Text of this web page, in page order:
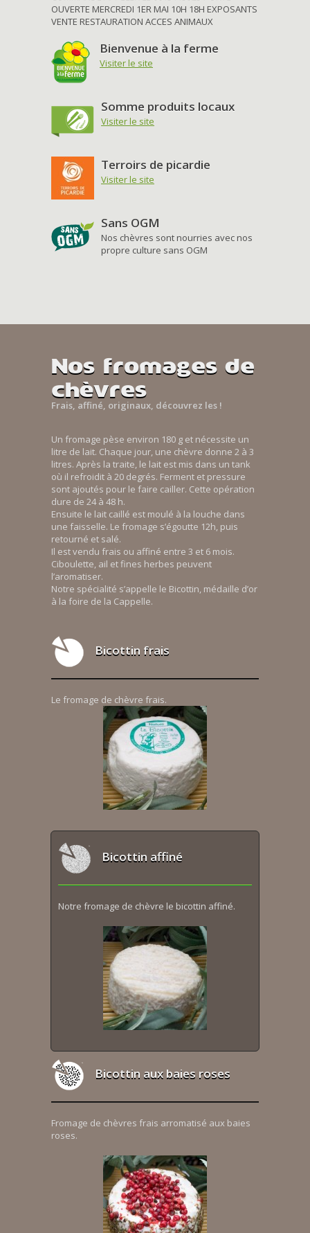
OUVERTE MERCREDI 1ER MAI 10H 18H EXPOSANTS
VENTE RESTAURATION ACCES ANIMAUX
Bienvenue à la ferme
Visiter le site
Somme produits locaux
Visiter le site
Terroirs de picardie
Visiter le site
Sans OGM
Nos chèvres sont nourries avec nos
propre culture sans OGM
Nos fromages de
chèvres
Frais, affiné, originaux, découvrez les !
Un fromage pèse environ 180 g et nécessite un
litre de lait. Chaque jour, une chèvre donne 2 à 3
litres. Après la traite, le lait est mis dans un tank
où il refroidit à 20 degrés. Ferment et pressure
sont ajoutés pour le faire cailler. Cette opération
dure de 24 à 48 h.
Ensuite le lait caillé est moulé à la louche dans
une faisselle. Le fromage s’égoutte 12h, puis
retourné et salé.
Il est vendu frais ou affiné entre 3 et 6 mois.
Ciboulette, ail et fines herbes peuvent
l’aromatiser.
Notre spécialité s’appelle le Bicottin, médaille d’or
à la foire de la Cappelle.
Bicottin frais
Le fromage de chèvre frais.
Bicottin affiné
Notre fromage de chèvre le bicottin affiné.
Bicottin aux baies roses
Fromage de chèvres frais arromatisé aux baies
roses.